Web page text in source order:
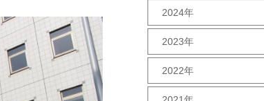
10月 (2)
9月 (2)
8月 (2)
7月 (2)
6月 (2)
5月 (3)
2024年
12月 (1)
11月 (2)
10月 (2)
9月 (2)
2023年
12月 (2)
11月 (2)
2022年
12月 (2)